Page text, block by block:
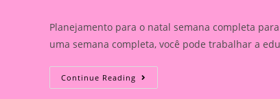
Planejamento para o natal semana completa
uma semana completa, você pode trabalhar a
Continue Reading Planejamento
Para